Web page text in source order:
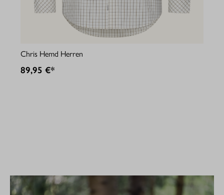
Chris Hemd Herren
89,95 €*